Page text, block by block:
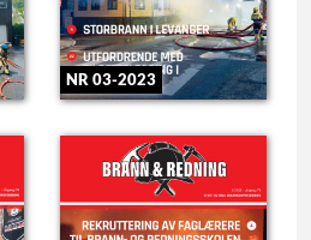
NR 03-2023